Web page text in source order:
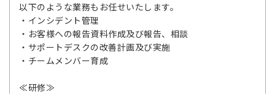
以下のような業務もお任せいたします。
・インシデント管理
・お客様への報告資料作成及び報告、相談
・サポートデスクの改善計画及び実施
・チームメンバー育成
≪研修≫